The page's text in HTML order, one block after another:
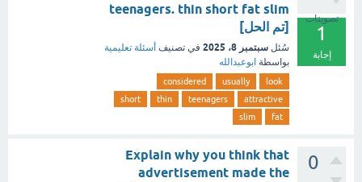
تصويتات
1
إجابة
teenagers. thin short fat slim
[تم الحل]
سُئل سبتمبر 8، 2025 في تصنيف أسئلة تعليمية
بواسطة ابوعبدالله
look
usually
considered
attractive
teenagers
thin
short
fat
slim
0
Explain why you think that
advertisement made the